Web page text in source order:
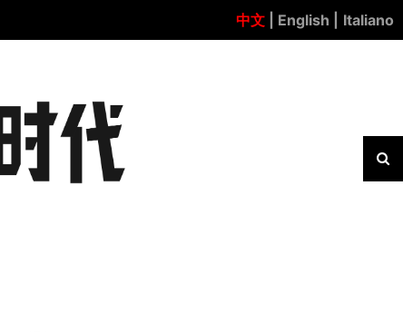
中文 | English | Italiano